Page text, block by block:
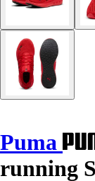
Puma
running